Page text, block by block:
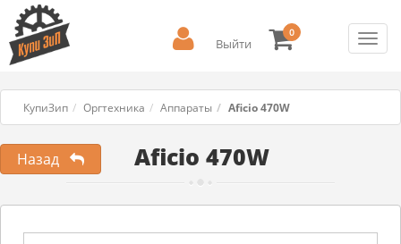
Выйти
0
КупиЗип Оргтехника Аппараты Aficio 470W
Aficio 470W
Назад